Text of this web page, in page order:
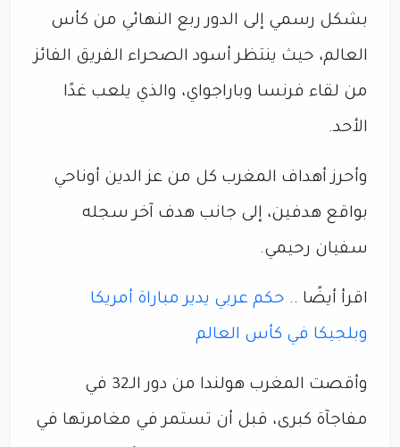
بشكل رسمي إلى الدور ربع النهائي من كأس
العالم، حيث ينتظر أسود الصحراء الفريق الفائز
من لقاء فرنسا وباراجواي، والذي يلعب غدًا
الأحد.
وأحرز أهداف المغرب كل من عز الدين أوناحي
بواقع هدفين، إلى جانب هدف آخر سجله
سفيان رحيمي.
اقرأ أيضًا .. حكم عربي يدير مباراة أمريكا
وبلجيكا في كأس العالم
وأقصت المغرب هولندا من دور الـ32 في
مفاجآة كبرى، قبل أن تستمر في مغامرتها في